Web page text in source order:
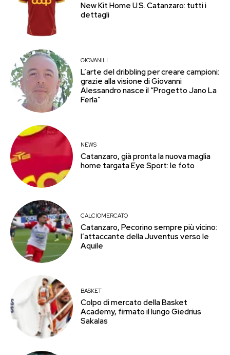
New Kit Home U.S. Catanzaro: tutti i
dettagli
GIOVANILI
L’arte del dribbling per creare campioni:
grazie alla visione di Giovanni
Alessandro nasce il “Progetto Jano La
Ferla”
NEWS
Catanzaro, già pronta la nuova maglia
home targata Eye Sport: le foto
CALCIOMERCATO
Catanzaro, Pecorino sempre più vicino:
l’attaccante della Juventus verso le
Aquile
BASKET
Colpo di mercato della Basket
Academy, firmato il lungo Giedrius
Sakalas